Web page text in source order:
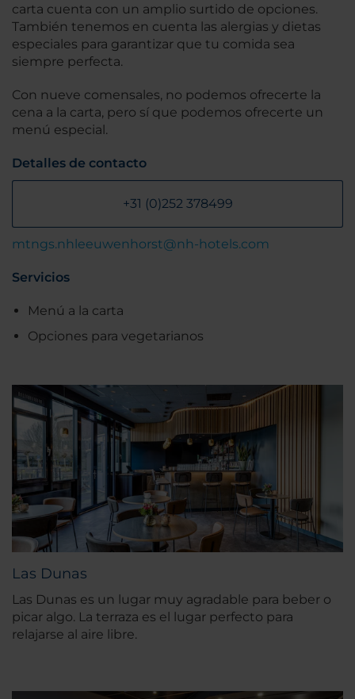
carta cuenta con un amplio surtido de opciones.
También tenemos en cuenta las alergias y dietas
especiales para garantizar que tu comida sea
siempre perfecta.
Con nueve comensales, no podemos ofrecerte la
cena a la carta, pero sí que podemos ofrecerte un
menú especial.
Detalles de contacto
+31 (0)252 378499
mtngs.nhleeuwenhorst@nh-hotels.com
Servicios
Menú a la carta
Opciones para vegetarianos
Las Dunas
Las Dunas es un lugar muy agradable para beber o
picar algo. La terraza es el lugar perfecto para
relajarse al aire libre.